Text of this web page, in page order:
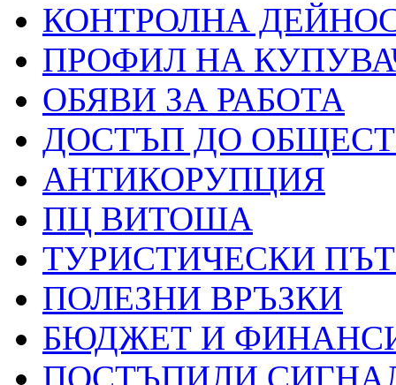
КОНТРОЛНА
ПРОФИЛ НА
ОБЯВИ ЗА РАБОТА
ДОСТЪП ДО
АНТИКОРУПЦИЯ
ПЦ ВИТОША
ТУРИСТИЧЕСКИ
ПОЛЕЗНИ ВРЪЗКИ
БЮДЖЕТ И